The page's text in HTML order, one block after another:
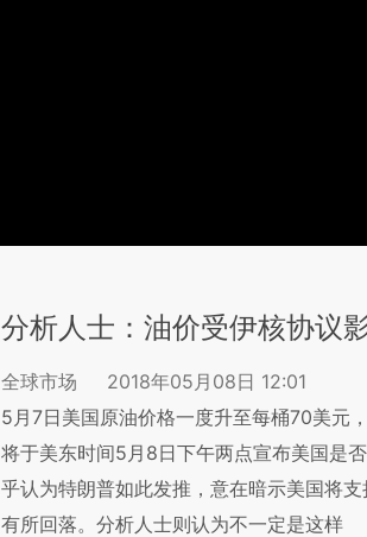
分析人士：油价受伊核协议
全球市场
2018年05月08日 12:01
5月7日美国原油价格一度升至每桶70美元
将于美东时间5月8日下午两点宣布美国是
乎认为特朗普如此发推，意在暗示美国将
有所回落。分析人士则认为不一定是这样